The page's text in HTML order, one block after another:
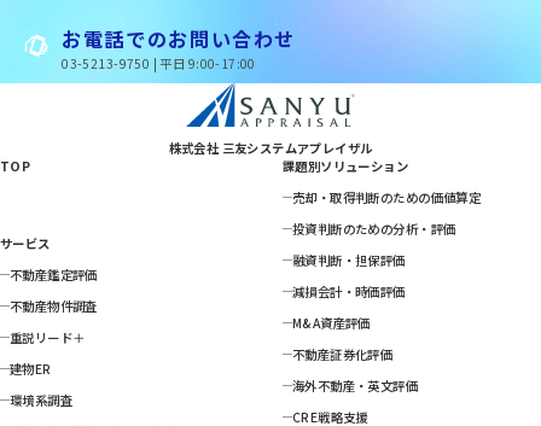
お電話でのお問い合わせ
03-5213-9750 | 平日 9:00-17:00
株式会社 三友システムアプレイザル
TOP
サービス
不動産鑑定評価
不動産物件調査
重説リード＋
建物ER
環境系調査
課題別ソリューション
売却・取得判断のための価値算定
投資判断のための分析・評価
融資判断・担保評価
減損会計・時価評価
M&A資産評価
不動産証券化評価
海外不動産・英文評価
CRE戦略支援